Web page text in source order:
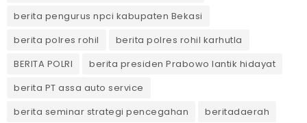
berita pengurus npci kabupaten Bekasi
berita polres rohil
berita polres rohil karhutla
BERITA POLRI
berita presiden Prabowo lantik hidayat
berita PT assa auto service
berita seminar strategi pencegahan
beritadaerah